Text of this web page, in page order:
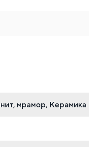
мрамор, Керамика